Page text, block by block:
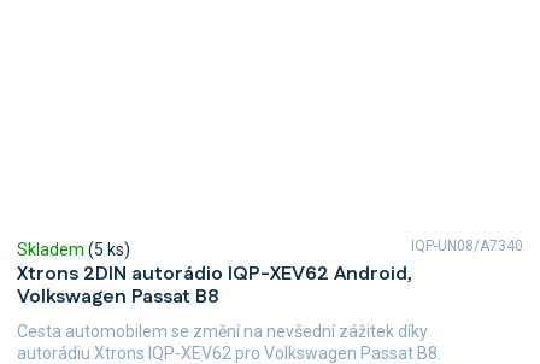
Xtrons 2DIN autorádio IQP-XEV62 Android,
Volkswagen Passat B8
Skladem (5 ks)
Cesta automobilem se změní na nevšední zážitek díky
autorádiu Xtrons IQP-XEV62 pro Volkswagen Passat B8.
IQP-UN08/A7340